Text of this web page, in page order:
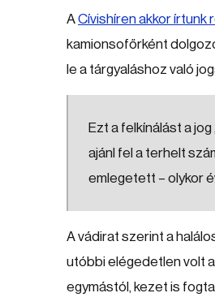
ACívishíren akkor írtunk
kamionsofőrként
le a tárgyaláshoz való
Ezt a felkínálást a
ajánl fel a terhelt
emlegetett – olykor
A vádirat szerint a
utóbbi elégedetlen volt
egymástól, kezet is